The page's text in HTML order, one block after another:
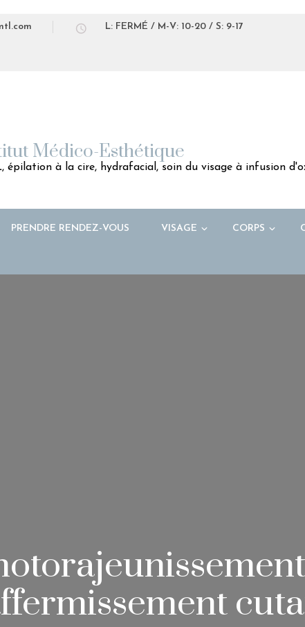
L: FERMÉ / M-V: 10-20 / S: 9-17
Médico-Esthétique
épilation à la cire, hydrafacial, soin du visage à infusion
PRENDRE RENDEZ-VOUS VISAGE CORPS